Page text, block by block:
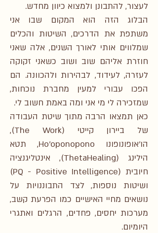
לעצור, להתבונן ולמצוא כיוון מחדש.
הבלוג הזה הוא המקום שבו אני
משתפת את הדרכים, השיטות והכלים
שמלווים אותי לאורך השנים, אלה שאני
חוזרת אליהם שוב ושוב כשאני זקוקה
לעזרה, לעידוד, לבהירות ולהכוונה. הם
הפכו עבורי למעין מחברת נוכחות,
שמזכירה לי מי אני ומה באמת חשוב לי.
כאן תמצאו הרבה מתוך שיטת העבודה
של ביירון קייטי (The Work),
הו'אופונופונו Ho'oponopono, תטא
הילינג (ThetaHealing), אינטליגנציה
חיובית (PQ - Positive Intelligence)
ושיטות נוספות, לצד התבוננויות על
נושאים מחיי האישיים כמו הפרעת קשב,
מערכות יחסים, פחדים, הרגלים ואתגרי
היומיום.